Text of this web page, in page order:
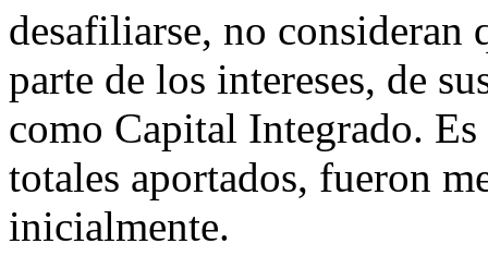
desafiliarse, no consideran
parte de los intereses, de
como Capital Integrado.
totales aportados, fueron
inicialmente.